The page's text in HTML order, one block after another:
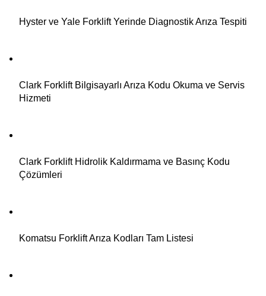
Hyster ve Yale Forklift Yerinde Diagnostik Arıza Tespiti
Clark Forklift Bilgisayarlı Arıza Kodu Okuma ve Servis
Hizmeti
Clark Forklift Hidrolik Kaldırmama ve Basınç Kodu
Çözümleri
Komatsu Forklift Arıza Kodları Tam Listesi